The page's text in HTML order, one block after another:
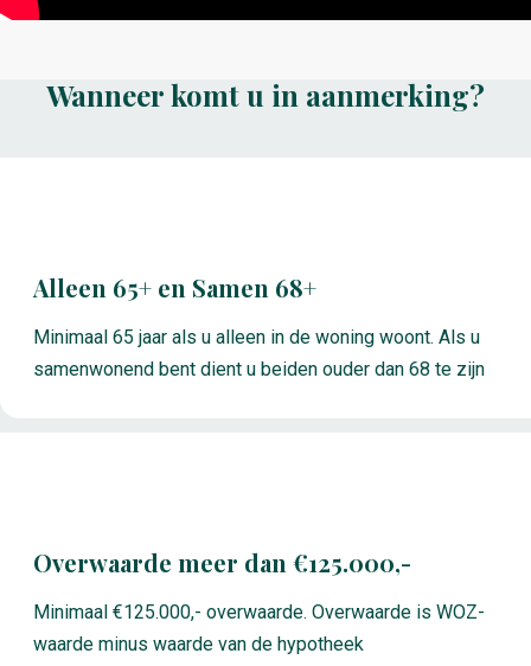
Wanneer komt u in aanmerking?
Alleen 65+ en Samen 68+
Minimaal 65 jaar als u alleen in de woning woont. Als u
samenwonend bent dient u beiden ouder dan 68 te zijn
Overwaarde meer dan €125.000,-
Minimaal €125.000,- overwaarde. Overwaarde is WOZ-
waarde minus waarde van de hypotheek